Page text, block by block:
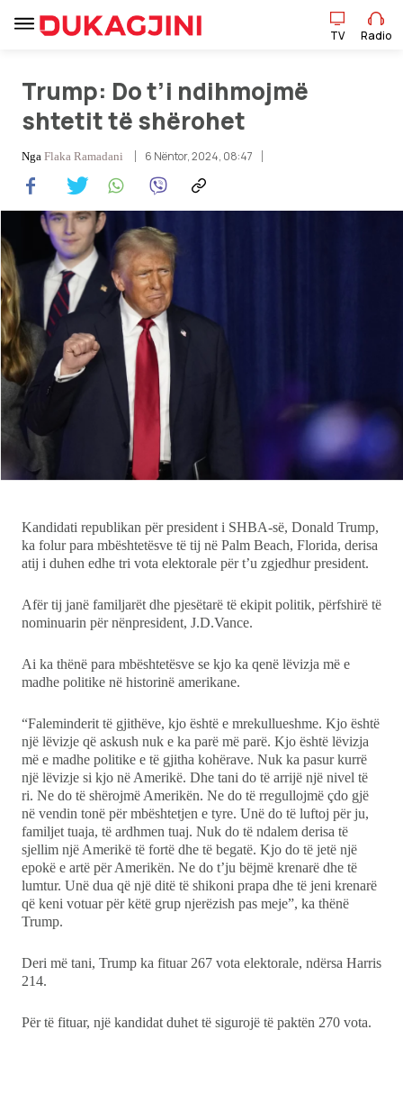
Lajme
Sport
Pikëpamje
Art Jete
Kulturë
Showbiz
Ekonomi
Teknologji
DuVideo
TV Radio
Trump: Do t’i ndihmojmë
shtetit të shërohet
Nga Flaka Ramadani 6 Nëntor, 2024, 08:47
Kandidati republikan për president i SHBA-së, Donald Trump,
ka folur para mbështetësve të tij në Palm Beach, Florida, derisa
atij i duhen edhe tri vota elektorale për t’u zgjedhur president.
Afër tij janë familjarët dhe pjesëtarë të ekipit politik, përfshirë të
nominuarin për nënpresident, J.D.Vance.
Ai ka thënë para mbështetësve se kjo ka qenë lëvizja më e
madhe politike në historinë amerikane.
“Faleminderit të gjithëve, kjo është e mrekullueshme. Kjo është
një lëvizje që askush nuk e ka parë më parë. Kjo është lëvizja
më e madhe politike e të gjitha kohërave. Nuk ka pasur kurrë
një lëvizje si kjo në Amerikë. Dhe tani do të arrijë një nivel të
ri. Ne do të shërojmë Amerikën. Ne do të rregullojmë çdo gjë
në vendin tonë për mbështetjen e tyre. Unë do të luftoj për ju,
familjet tuaja, të ardhmen tuaj. Nuk do të ndalem derisa të
sjellim një Amerikë të fortë dhe të begatë. Kjo do të jetë një
epokë e artë për Amerikën. Ne do t’ju bëjmë krenarë dhe të
lumtur. Unë dua që një ditë të shikoni prapa dhe të jeni krenarë
që keni votuar për këtë grup njerëzish pas meje”, ka thënë
Trump.
Deri më tani, Trump ka fituar 267 vota elektorale, ndërsa Harris
214.
Për të fituar, një kandidat duhet të sigurojë të paktën 270 vota.